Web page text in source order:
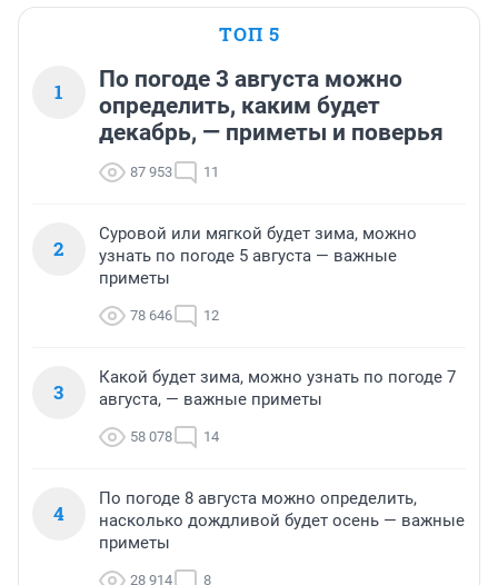
ТОП 5
1
По погоде 3 августа можно
определить, каким будет
декабрь, — приметы и поверья
87 953 11
2
Суровой или мягкой будет зима, можно
узнать по погоде 5 августа — важные
приметы
78 646 12
3
Какой будет зима, можно узнать по погоде 7
августа, — важные приметы
58 078 14
4
По погоде 8 августа можно определить,
насколько дождливой будет осень — важные
приметы
28 914 8